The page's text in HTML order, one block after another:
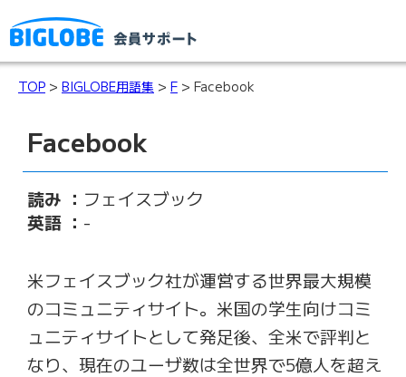
TOP > BIGLOBE用語集 > F > Facebook
Facebook
読み ： フェイスブック
英語 ： -
米フェイスブック社が運営する世界最大規模
のコミュニティサイト。米国の学生向けコミ
ュニティサイトとして発足後、全米で評判と
なり、現在のユーザ数は全世界で5億人を超え